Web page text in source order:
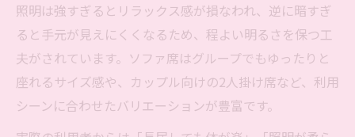
照明は強すぎるとリラックス感が損なわれ、逆に暗すぎ
ると手元が見えにくくなるため、程よい明るさを保つ工
夫がされています。ソファ席はグループでもゆったりと
座れるサイズ感や、カップル向けの2人掛け席など、利用
シーンに合わせたバリエーションが豊富です。